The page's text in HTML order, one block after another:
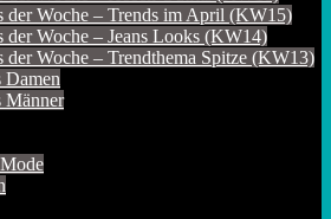
der Woche – Trends im April (KW15)
der Woche – Jeans Looks (KW14)
der Woche – Trendthema Spitze (KW13)
Damen
Männer